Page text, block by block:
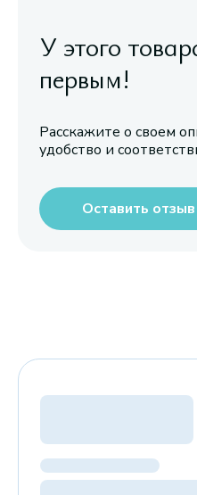
У этого
первым!
Расскажите о своем
удобство и
Оставить отзыв